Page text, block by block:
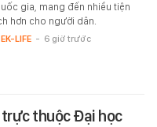
gia, mang đến nhiều tiện
hơn cho người dân.
LIFE - 6 giờ trước
thuộc Đại học